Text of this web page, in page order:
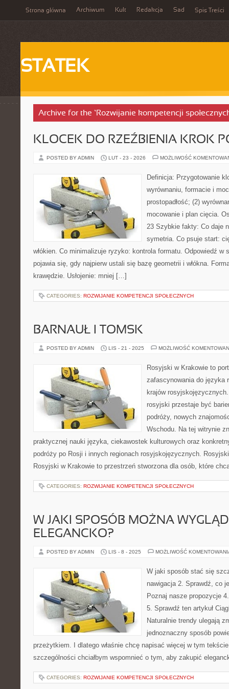
Strona główna Archiwum Kult Redakcja Sad Spis Treści
STATEK
Archive for the ‘Rozwijanie kompetencji
KLOCEK DO RZEŹBIENIA KROK
POSTED BY ADMIN LUT - 23 - 2026 MOŻLIWOŚĆ
Definicja: Przygotowanie
wyrównaniu, formacie i
prostopadłość; (2)
mocowanie i plan cięcia.
23 Szybkie fakty: Co daje
symetria. Co psuje start:
włókien. Co minimalizuje ryzyko: kontrola formatu. Odpowiedź w
pojawia się, gdy najpierw ustali się bazę geometrii i włókna.
krawędzie. Usłojenie: mniej […]
CATEGORIES: ROZWIJANIE KOMPETENCJI SPOŁECZNYCH
BARNAUŁ I TOMSK
POSTED BY ADMIN LIS - 21 - 2025 MOŻLIWOŚĆ
Rosyjski w Krakowie to
zafascynowania do języka
krajów
rosyjski przestaje być
podróży, nowych
Wschodu. Na tej witrynie
praktycznej nauki języka, ciekawostek kulturowych oraz
podróży po Rosji i innych regionach rosyjskojęzycznych.
Rosyjski w Krakowie to przestrzeń stworzona dla osób, które
CATEGORIES: ROZWIJANIE KOMPETENCJI SPOŁECZNYCH
W JAKI SPOSÓB MOŻNA
ELEGANCKO?
POSTED BY ADMIN LIS - 8 - 2025 MOŻLIWOŚĆ
W jaki sposób stać się
nawigacja 2. Sprawdź, co
Poznaj nasze propozycje
5. Sprawdź ten artykuł
Naturalnie trendy ulegają
jednoznaczny sposób
przeżytkiem. I dlatego właśnie chcę napisać więcej w tym
szczególności chciałbym wspomnieć o tym, aby zakupić
CATEGORIES: ROZWIJANIE KOMPETENCJI SPOŁECZNYCH